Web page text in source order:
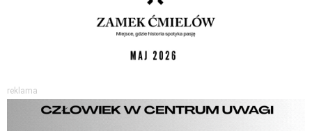
reklama